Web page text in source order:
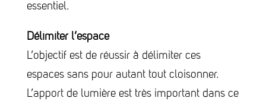
essentiel.
Délimiter l’espace
L’objectif est de réussir à délimiter ces
espaces sans pour autant tout cloisonner.
L’apport de lumière est très important dans ce